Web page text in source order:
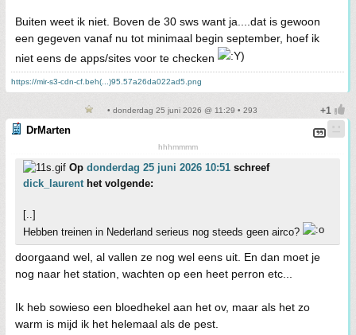
Buiten weet ik niet. Boven de 30 sws want ja....dat is gewoon
een gegeven vanaf nu tot minimaal begin september, hoef ik
niet eens de apps/sites voor te checken
https://mir-s3-cdn-cf.beh(...)95.57a26da022ad5.png
• donderdag 25 juni 2026 @ 11:29 • 293
DrMarten
hhhmmmm
Op donderdag 25 juni 2026 10:51 schreef
dick_laurenthet volgende:
[..]
Hebben treinen in Nederland serieus nog steeds geen airco?
doorgaand wel, al vallen ze nog wel eens uit. En dan moet je
nog naar het station, wachten op een heet perron etc...
Ik heb sowieso een bloedhekel aan het ov, maar als het zo
warm is mijd ik het helemaal als de pest.